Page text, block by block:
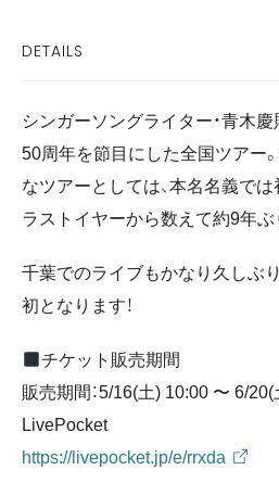
DETAILS
シンガーソングライター・青木慶
50周年を節目にした全国ツアー
なツアーとしては、本名名義で
ラストイヤーから数えて約9年ぶ
千葉でのライブもかなり久しぶ
初となります！
チケット販売期間
販売期間：5/16(土) 10:00 〜 6/
LivePocket
https://livepocket.jp/e/rrxda